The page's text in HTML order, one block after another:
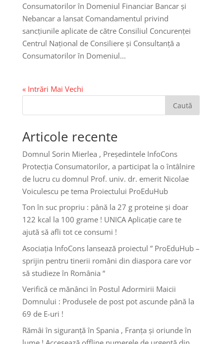
Consumatorilor în Domeniul Financiar Bancar și
Nebancar a lansat Comandamentul privind
sancțiunile aplicate de către Consiliul Concurenței
Centrul Național de Consiliere și Consultanță a
Consumatorilor în Domeniul...
« Intrări Mai Vechi
Caută
Articole recente
Domnul Sorin Mierlea , Președintele InfoCons
Protecția Consumatorilor, a participat la o întâlnire
de lucru cu domnul Prof. univ. dr. emerit Nicolae
Voiculescu pe tema Proiectului ProEduHub
Ton în suc propriu : până la 27 g proteine și doar
122 kcal la 100 grame ! UNICA Aplicație care te
ajută să afli tot ce consumi !
Asociația InfoCons lansează proiectul ” ProEduHub –
sprijin pentru tinerii români din diaspora care vor
să studieze în România “
Verifică ce mănânci în Postul Adormirii Maicii
Domnului : Produsele de post pot ascunde până la
69 de E-uri !
Rămâi în siguranță în Spania , Franța și oriunde în